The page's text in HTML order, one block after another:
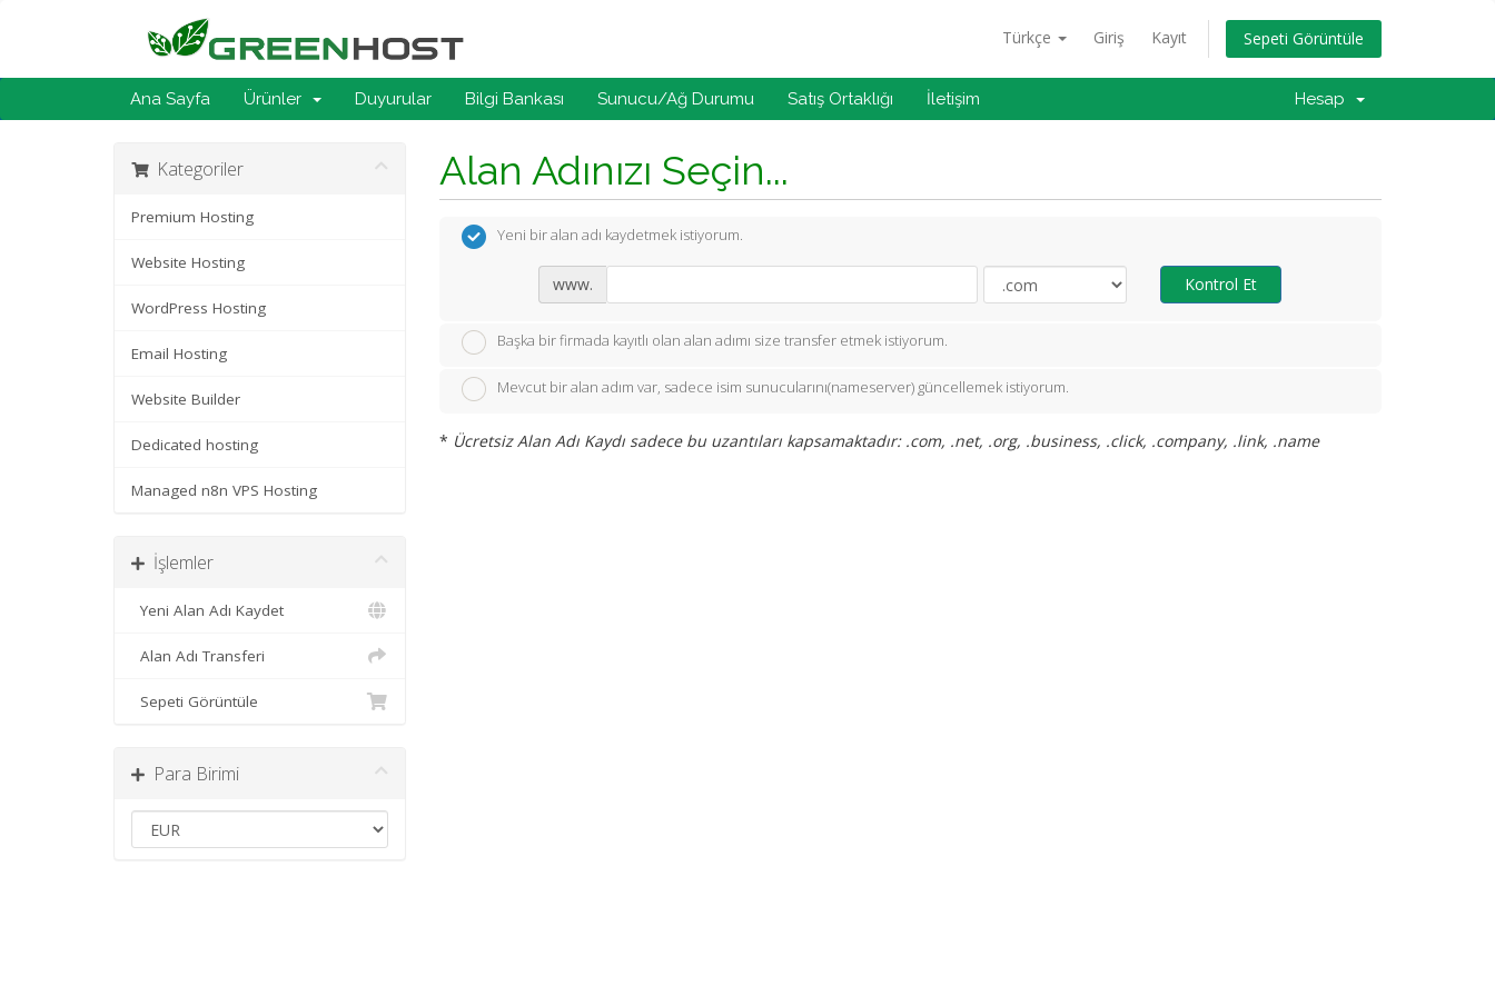
Türkçe Giriş Kayıt Sepeti Görüntüle
Ana Sayfa Ürünler Duyurular Bilgi Bankası Sunucu/Ağ Durumu Satış Ortaklığı İletişim Hesap
Kategoriler
Premium Hosting
Website Hosting
WordPress Hosting
Email Hosting
Website Builder
Dedicated hosting
Managed n8n VPS Hosting
İşlemler
Yeni Alan Adı Kaydet
Alan Adı Transferi
Sepeti Görüntüle
Para Birimi
Alan Adınızı Seçin...
Yeni bir alan adı kaydetmek istiyorum.
www. Kontrol Et
Başka bir firmada kayıtlı olan alan adımı size transfer etmek istiyorum.
Mevcut bir alan adım var, sadece isim sunucularını(nameserver) güncellemek istiyorum.
* Ücretsiz Alan Adı Kaydı sadece bu uzantıları kapsamaktadır: .com, .net, .org, .business, .click, .company, .link, .name